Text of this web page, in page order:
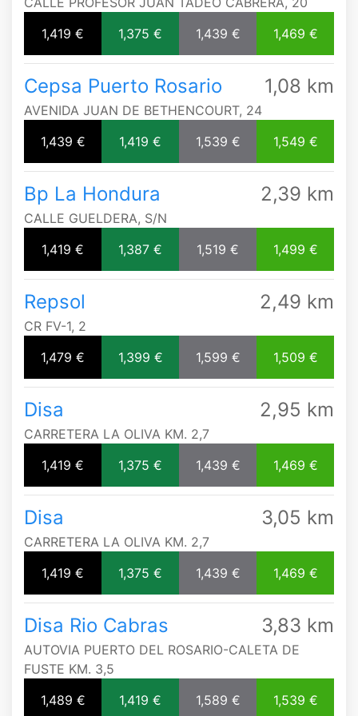
1,419 €
1,375 € 1,439 € 1,469 €
Cepsa Puerto Rosario 1,08 km
AVENIDA JUAN DE BETHENCOURT, 24
1,439 €
1,419 € 1,539 € 1,549 €
Bp La Hondura 2,39 km
CALLE GUELDERA, S/N
1,419 €
1,387 € 1,519 € 1,499 €
Repsol 2,49 km
CR FV-1, 2
1,479 €
1,399 € 1,599 € 1,509 €
Disa 2,95 km
CARRETERA LA OLIVA KM. 2,7
1,419 €
1,375 € 1,439 € 1,469 €
Disa 3,05 km
CARRETERA LA OLIVA KM. 2,7
1,419 €
1,375 € 1,439 € 1,469 €
Disa Rio Cabras 3,83 km
AUTOVIA PUERTO DEL ROSARIO-CALETA DE
FUSTE KM. 3,5
1,489 €
1,419 € 1,589 € 1,539 €